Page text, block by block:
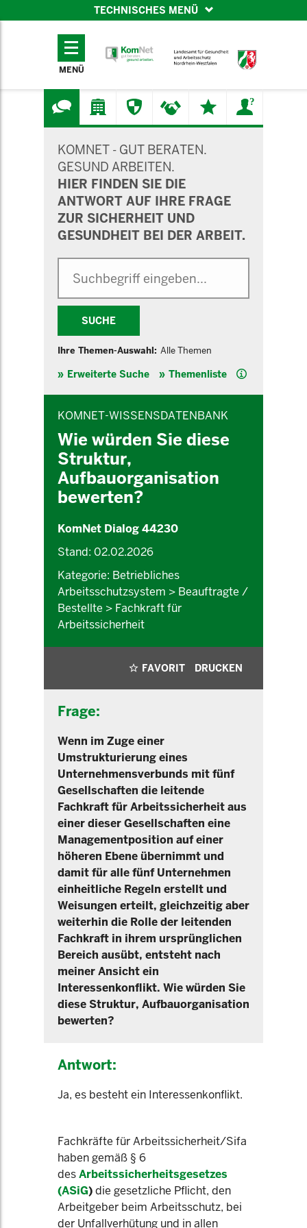
TECHNISCHES MENÜ
TECHNISCHES
MENÜ
KOMNET - GUT BERATEN.
GESUND ARBEITEN.
HIER FINDEN SIE DIE
ANTWORT AUF IHRE FRAGE
ZUR SICHERHEIT UND
GESUNDHEIT BEI DER ARBEIT.
SUCHE
Ihre Themen-Auswahl: Alle Themen
Erweiterte Suche Themenliste Hilfe
KOMNET-WISSENSDATENBANK
Wie würden Sie diese
Struktur,
Aufbauorganisation
bewerten?
KomNet Dialog 44230
Stand: 02.02.2026
Kategorie: Betriebliches
Arbeitsschutzsystem > Beauftragte /
Bestellte > Fachkraft für
Arbeitssicherheit
FAVORIT DRUCKEN
Frage:
Wenn im Zuge einer
Umstrukturierung eines
Unternehmensverbunds mit fünf
Gesellschaften die leitende
Fachkraft für Arbeitssicherheit aus
einer dieser Gesellschaften eine
Managementposition auf einer
höheren Ebene übernimmt und
damit für alle fünf Unternehmen
einheitliche Regeln erstellt und
Weisungen erteilt, gleichzeitig aber
weiterhin die Rolle der leitenden
Fachkraft in ihrem ursprünglichen
Bereich ausübt, entsteht nach
meiner Ansicht ein
Interessenkonflikt. Wie würden Sie
diese Struktur, Aufbauorganisation
bewerten?
Antwort:
Ja, es besteht ein Interessenkonflikt.
Fachkräfte für Arbeitssicherheit/Sifa
haben gemäß § 6
desArbeitssicherheitsgesetzes
(ASiG)die gesetzliche Pflicht, den
Arbeitgeber beim Arbeitsschutz, bei
der Unfallverhütung und in allen